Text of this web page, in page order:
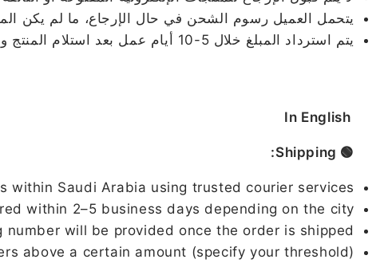
يتحمل العميل رسوم الشحن في حال الإرجاع، ما لم يكن
يتم استرداد المبلغ خلال 5-10 أيام عمل بعد استلام المنتج وفحصه.
🟢 Shipping:
within Saudi Arabia using trusted courier services.
within 2–5 business days depending on the city.
number will be provided once the order is shipped.
above a certain amount (specify your threshold).